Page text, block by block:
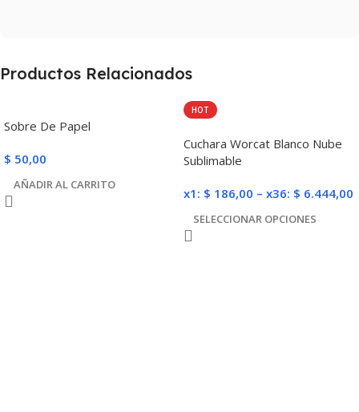
Productos Relacionados
Sobre De Papel
$ 50,00
AÑADIR AL CARRITO
HOT
Cuchara Worcat Blanco Nube
Sublimable
x1: $ 186,00 – x36: $ 6.444,00
SELECCIONAR OPCIONES